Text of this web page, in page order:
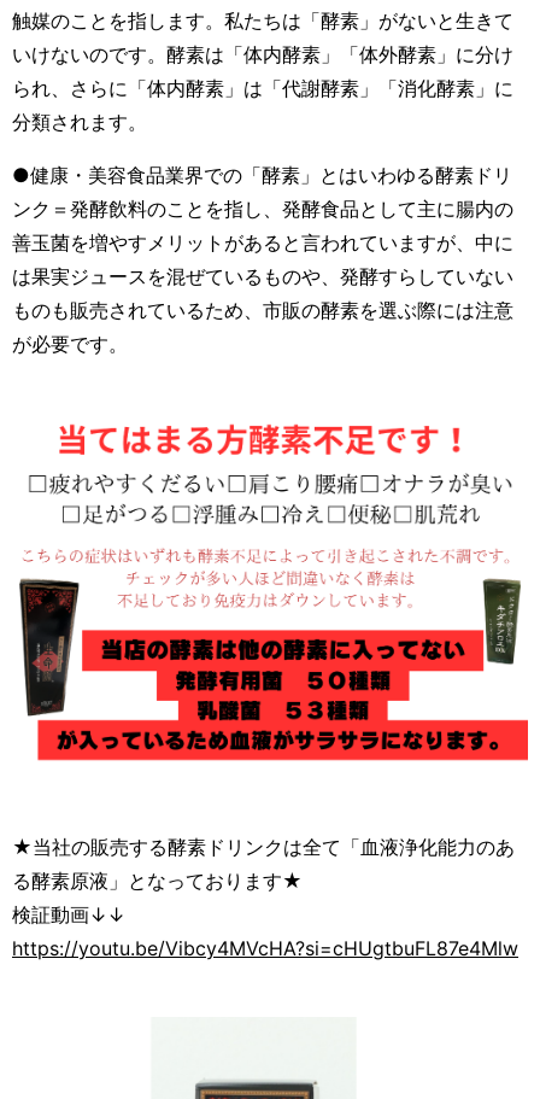
触媒のことを指します。私たちは「酵素」がないと生きて
いけないのです。酵素は「体内酵素」「体外酵素」に分け
られ、さらに「体内酵素」は「代謝酵素」「消化酵素」に
分類されます。
●健康・美容食品業界での「酵素」とはいわゆる酵素ドリ
ンク＝発酵飲料のことを指し、発酵食品として主に腸内の
善玉菌を増やすメリットがあると言われていますが、中に
は果実ジュースを混ぜているものや、発酵すらしていない
ものも販売されているため、市販の酵素を選ぶ際には注意
が必要です。
★当社の販売する酵素ドリンクは全て「血液浄化能力のあ
る酵素原液」となっております★
検証動画↓↓
https://youtu.be/Vibcy4MVcHA?si=cHUgtbuFL87e4Mlw